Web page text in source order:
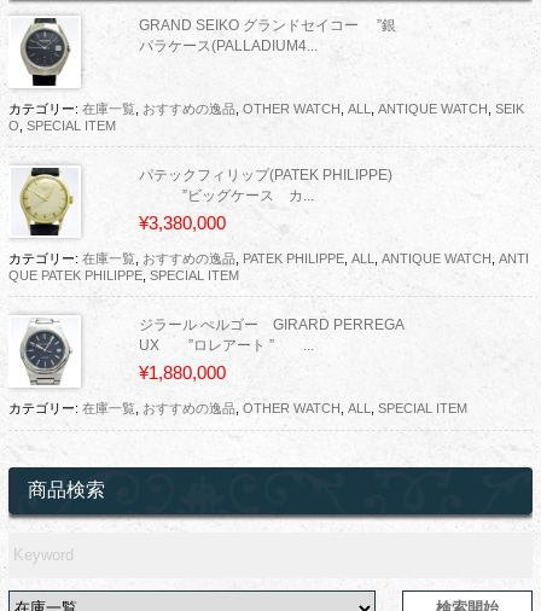
GRAND SEIKO グランドセイコー ”銀
パラケース(PALLADIUM4...
カテゴリー: 在庫一覧, おすすめの逸品, OTHER WATCH ALL ANTIQUE WATCH
SEIK
O SPECIAL ITEM
パテックフィリップ(PATEK PHILIPPE)
”ビッグケース カ...
¥3,380,000
カテゴリー: 在庫一覧, おすすめの逸品, PATEK PHILIPPE, ALL ANTIQUE WATCH ANTI
QUE PATEK PHILIPPE, SPECIAL ITEM
ジラール ぺルゴー GIRARD PERREGA
UX ”ロレアート ” ...
¥1,880,000
カテゴリー: 在庫一覧, おすすめの逸品, OTHER WATCH ALL SPECIAL ITEM
商品検索